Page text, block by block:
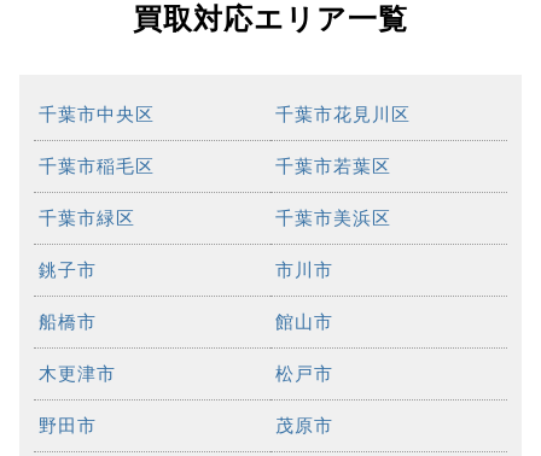
買取対応エリア一覧
千葉市中央区 千葉市花見川区
千葉市稲毛区 千葉市若葉区
千葉市緑区 千葉市美浜区
銚子市 市川市
船橋市 館山市
木更津市 松戸市
野田市 茂原市